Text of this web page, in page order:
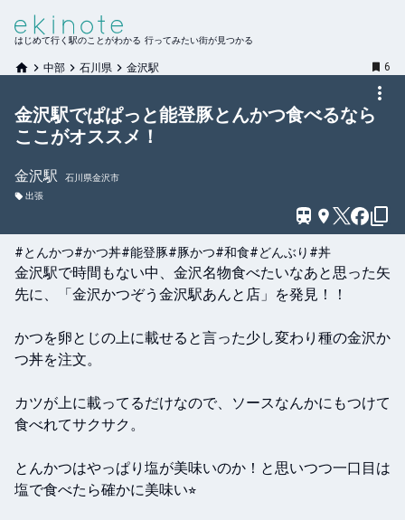
はじめて行く駅のことがわかる 行ってみたい街が見つかる
中部 石川県 金沢駅 6
金沢駅でぱぱっと能登豚とんかつ食べるなら
ここがオススメ！
金沢駅
石川県金沢市
出張
#とんかつ#かつ丼#能登豚#豚かつ#和食#どんぶり #丼
金沢駅で時間もない中、金沢名物食べたいなあと思った矢
先に、「金沢かつぞう金沢駅あんと店」を発見！！
かつを卵とじの上に載せると言った少し変わり種の金沢か
つ丼を注文。
カツが上に載ってるだけなので、ソースなんかにもつけて
食べれてサクサク。
とんかつはやっぱり塩が美味いのか！と思いつつ一口目は
塩で食べたら確かに美味い⭐︎